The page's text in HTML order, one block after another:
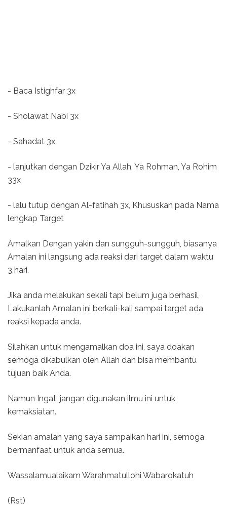
- Baca Istighfar 3x
- Sholawat Nabi 3x
- Sahadat 3x
- lanjutkan dengan Dzikir Ya Allah, Ya Rohman, Ya Rohim
33x
- lalu tutup dengan Al-fatihah 3x, Khususkan pada Nama
lengkap Target
Amalkan Dengan yakin dan sungguh-sungguh, biasanya
Amalan ini langsung ada reaksi dari target dalam waktu
3 hari.
Jika anda melakukan sekali tapi belum juga berhasil,
Lakukanlah Amalan ini berkali-kali sampai target ada
reaksi kepada anda.
Silahkan untuk mengamalkan doa ini, saya doakan
semoga dikabulkan oleh Allah dan bisa membantu
tujuan baik Anda.
Namun Ingat, jangan digunakan ilmu ini untuk
kemaksiatan.
Sekian amalan yang saya sampaikan hari ini, semoga
bermanfaat untuk anda semua.
Wassalamualaikam Warahmatullohi Wabarokatuh
(Rst)